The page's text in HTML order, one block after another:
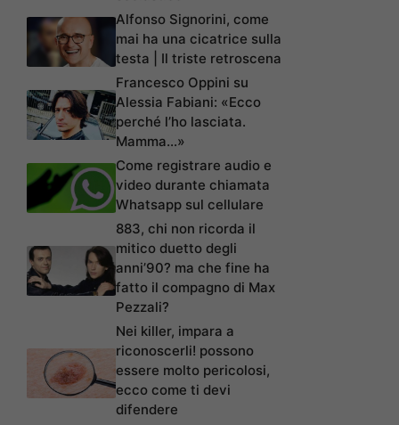
Alfonso Signorini, come
mai ha una cicatrice sulla
testa | Il triste retroscena
Francesco Oppini su
Alessia Fabiani: «Ecco
perché l’ho lasciata.
Mamma…»
Come registrare audio e
video durante chiamata
Whatsapp sul cellulare
883, chi non ricorda il
mitico duetto degli
anni’90? ma che fine ha
fatto il compagno di Max
Pezzali?
Nei killer, impara a
riconoscerli! possono
essere molto pericolosi,
ecco come ti devi
difendere